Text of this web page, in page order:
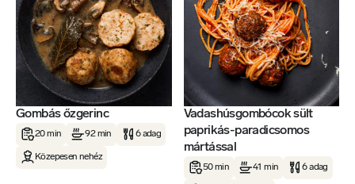
Gombás őzgerinc
20 min 92 min 6 adag
Közepesen nehéz
Vadashúsgombócok sült
paprikás-paradicsomos
mártással
50 min 41 min 6 adag